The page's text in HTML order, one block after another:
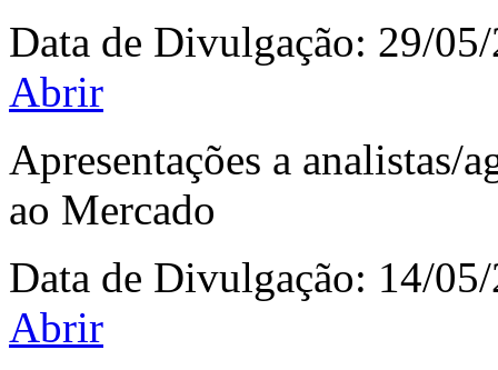
Data de Divulgação: 29/
Abrir
Apresentações a analistas/
ao Mercado
Data de Divulgação: 14/
Abrir